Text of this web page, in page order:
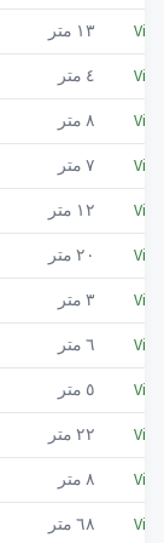
١٣ متر
٤ متر
٨ متر
٧ متر
١٢ متر
٢٠ متر
٣ متر
٦ متر
٥ متر
٢٢ متر
٨ متر
٦٨ متر